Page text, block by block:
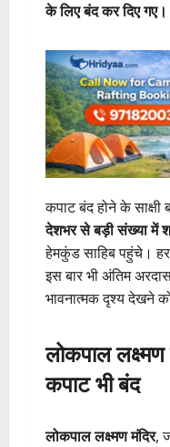
के लिए बंद कर दिए गए।
कपाट बंद होने के
देशभर से बड़ी संख्या में
हेमकुंड साहिब पहुंचे। हर
इस बार भी अंतिम
भावनात्मक दृश्य देखने
लोकपाल
कपाट भी बंद
लोकपाल लक्ष्मण मंदिर,